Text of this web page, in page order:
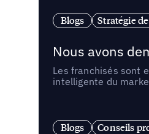
Blogs Stratégie
Nous avons
Les franchisés sont
intelligente du
Blogs Conseils